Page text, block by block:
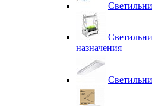
назначения